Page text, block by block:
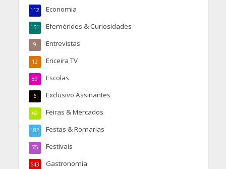
Economia
112
Efemérides & Curiosidades
151
Entrevistas
9
Ericeira TV
12
Escolas
89
Exclusivo Assinantes
6
Feiras & Mercados
69
Festas & Romarias
182
Festivais
75
Gastronomia
543